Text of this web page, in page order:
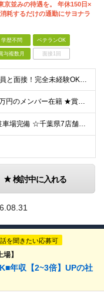
京並みの待遇を。 年休150日×
耗するだけの通勤にサヨナラ
学歴不問 ベテランOK
与複数月 面接1回
＜応募いただいた方全員と面接！完全未経験OK＞ ★第二新卒・ブランクOK ★転職回数・スキル不問 ★学歴不問 ◎第二新卒も大歓迎 「新卒で入社したけど、環境が合わなくて早期に退職してしまった」 とい
★入社1年で年収1000万円のメンバー在籍 ★賞与だけで100万円以上の支給実績も ★月給30万円以上 月給30万円～50万円＋賞与年1回（最大3カ月分）＋インセンティブ＋各種手当 ※研修期間中は
☆マイカー通勤OK・駐車場完備 ☆千葉県7店舗で募集 ☆2026年新店舗立ち上げ店舗あり ☆転勤なし 本社、もしくは以下店舗での勤務になります。 【本社】 千葉県印旛郡酒々井町本佐倉457-2
検討中に入れる
話を聞きたい応募可
】
年収【2~3倍】UPの社